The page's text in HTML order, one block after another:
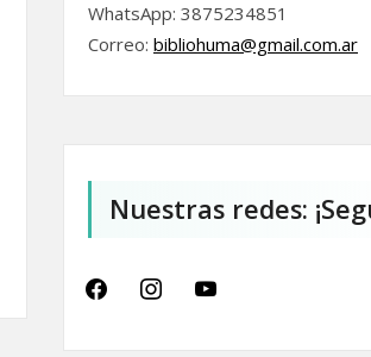
WhatsApp: 3875234851
Correo: bibliohuma@gmail.com.ar
Nuestras redes:
facebookinstagramyoutube